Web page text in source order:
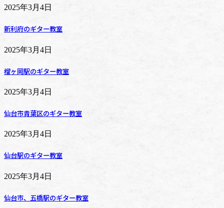
2025年3月4日
新利府のギター教室
2025年3月4日
榴ヶ岡駅のギター教室
2025年3月4日
仙台市青葉区のギター教室
2025年3月4日
仙台駅のギター教室
2025年3月4日
仙台市、五橋駅のギター教室